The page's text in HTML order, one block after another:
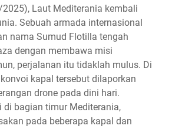
Laut Mediterania kembali
Sebuah armada internasional
nama Sumud Flotilla tengah
dengan membawa misi
perjalanan itu tidaklah mulus. Di
kapal tersebut dilaporkan
drone pada dini hari.
di bagian timur Mediterania,
pada beberapa kapal dan